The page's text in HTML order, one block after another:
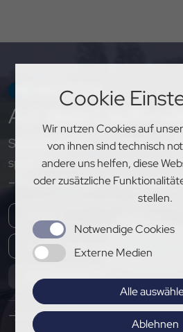
Cookie
Wir nutzen Cookies auf
von ihnen sind technisch
andere uns helfen, diese
oder zusätzliche
stellen.
Notwendige Cookies
Externe Medien
Alle
Ablehnen
NEWSLETTER
Auf
Sichere dir exklusive Einblicke,
spannende Neuigkeiten rund
– melde dich jetzt für unseren
Abonnieren
Hier Pressemitteilungen